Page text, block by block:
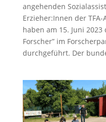
angehenden
Erzieher:Innen der
haben am 15. Juni 2023
Forscher” im
durchgeführt. Der